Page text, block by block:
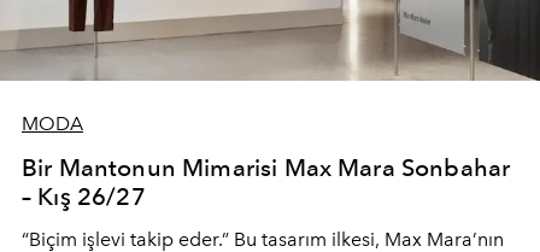
MODA
Bir Mantonun Mimarisi Max Mara Sonbahar
– Kış 26/27
“Biçim işlevi takip eder.” Bu tasarım ilkesi, Max Mara’nın